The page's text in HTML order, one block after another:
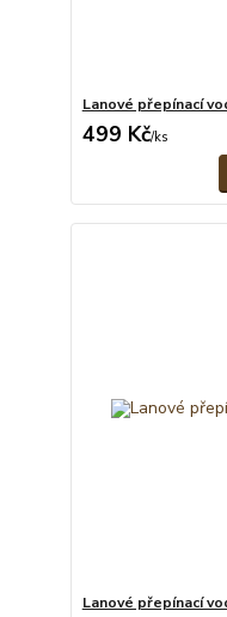
Lanové přepínací
499 Kč/ks
Lanové přepínací